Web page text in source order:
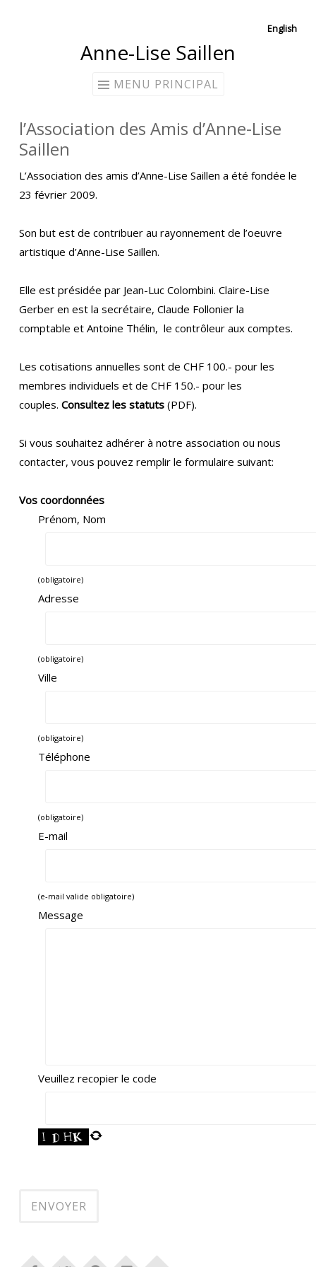
English
Anne-Lise Saillen
MENU PRINCIPAL
l’Association des Amis d’Anne-Lise
Saillen
L’Association des amis d’Anne-Lise Saillen a été fondée le
23 février 2009.
Son but est de contribuer au rayonnement de l’oeuvre
artistique d’Anne-Lise Saillen.
Elle est présidée par Jean-Luc Colombini. Claire-Lise
Gerber en est la secrétaire, Claude Follonier la
comptable et Antoine Thélin, le contrôleur aux comptes.
Les cotisations annuelles sont de CHF 100.- pour les
membres individuels et de CHF 150.- pour les
couples. Consultez les statuts (PDF).
Si vous souhaitez adhérer à notre association ou nous
contacter, vous pouvez remplir le formulaire suivant:
Vos coordonnées
Prénom, Nom
(obligatoire)
Adresse
(obligatoire)
Ville
(obligatoire)
Téléphone
(obligatoire)
E-mail
(e-mail valide obligatoire)
Message
Veuillez recopier le code